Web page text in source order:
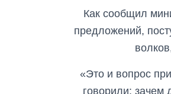
m
p
Как сообщил
предложений,
«Это и вопрос
говорили: зачем